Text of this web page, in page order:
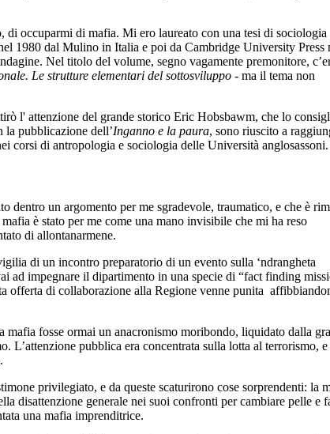
di occuparmi di mafia. Mi ero laureato con una tesi di sociologia
1980 dal Mulino in Italia e poi da Cambridge University Press
Nel titolo del volume, segno vagamente premonitore,
Le strutture elementari del sottosviluppo - ma il tema non
l' attenzione del grande storico Eric Hobsbawm, che lo
la pubblicazione dell’Inganno e la paura, sono riuscito a
corsi di antropologia e sociologia delle Università anglosassoni.
dentro un argomento per me sgradevole, traumatico, e che è
è stato per me come una mano invisibile che mi ha reso
di allontanarmene.
di un incontro preparatorio di un evento sulla ‘ndrangheta
ad impegnare il dipartimento in una specie di “fact finding
offerta di collaborazione alla Regione venne punita
mafia fosse ormai un anacronismo moribondo, liquidato dalla
L’attenzione pubblica era concentrata sulla lotta al terrorismo,
privilegiato, e da queste scaturirono cose sorprendenti: la
disattenzione generale nei suoi confronti per cambiare pelle e
una mafia imprenditrice.